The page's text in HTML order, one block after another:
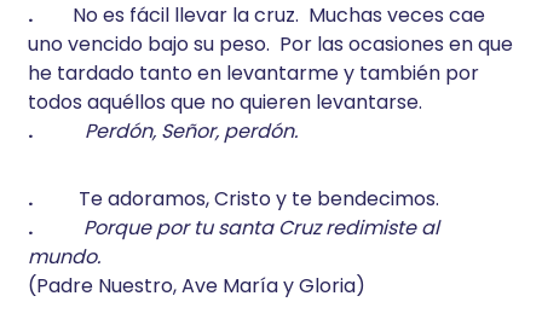
. No es fácil llevar la cruz. Muchas veces cae
uno vencido bajo su peso. Por las ocasiones en que
he tardado tanto en levantarme y también por
todos aquéllos que no quieren levantarse.
.
Perdón, Señor, perdón.
.
Te adoramos, Cristo y te bendecimos.
.
Porque por tu santa Cruz redimiste al
mundo.
(Padre Nuestro, Ave María y Gloria)